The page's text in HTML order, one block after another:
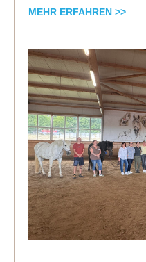
MEHR ERFAHREN >>